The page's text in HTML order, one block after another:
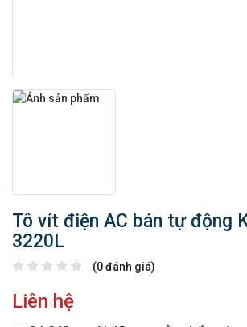
Tô vít điện AC bán tự động
3220L
(0 đánh giá)
Liên hệ